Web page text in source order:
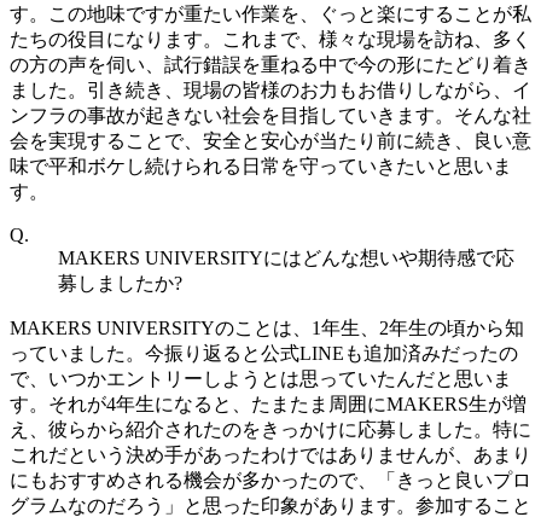
す。この地味ですが重たい作業を、ぐっと楽にすることが私
たちの役目になります。これまで、様々な現場を訪ね、多く
の方の声を伺い、試行錯誤を重ねる中で今の形にたどり着き
ました。引き続き、現場の皆様のお力もお借りしながら、イ
ンフラの事故が起きない社会を目指していきます。そんな社
会を実現することで、安全と安心が当たり前に続き、良い意
味で平和ボケし続けられる日常を守っていきたいと思いま
す。
Q.
MAKERS UNIVERSITYにはどんな想いや期待感で応
募しましたか?
MAKERS UNIVERSITYのことは、1年生、2年生の頃から知
っていました。今振り返ると公式LINEも追加済みだったの
で、いつかエントリーしようとは思っていたんだと思いま
す。それが4年生になると、たまたま周囲にMAKERS生が増
え、彼らから紹介されたのをきっかけに応募しました。特に
これだという決め手があったわけではありませんが、あまり
にもおすすめされる機会が多かったので、「きっと良いプロ
グラムなのだろう」と思った印象があります。参加すること